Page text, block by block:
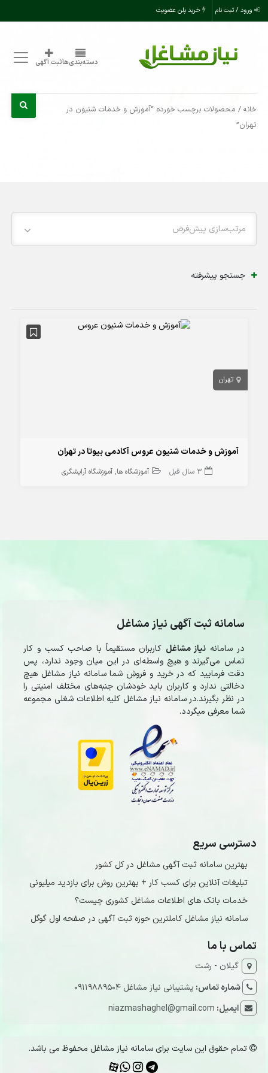
ورود / ثبت نام خرید پلن عضویت
دسته‌بندی‌هاثبت آگهی
خانه / محصولات برچسب خورده “آموزش و خدمات شنیون در
تهران”
مرتب‌سازی پیش‌فرض
جستجو پیشرفته
تهران
آموزش و خدمات شنیون عروس آکادمی بیوتا در تهران
3 سال قبل آموزشگاه ها آموزشگاه آرایشگری
سامانه ثبت آگهی نیاز مشاغل
در سامانه نیاز مشاغل کاربران مستقیماً با صاحب کسب و کار
تماس می‌گیرند و هیچ واسطه‌ای در این میان وجود ندارد، پس
دقت فرمایید که در خرید و فروشِ شما سامانه نیاز مشاغل هیچ
دخالتی ندارد و کاربران باید خودشان جنبه‌های مختلف امنیتی را
در نظر بگیرند.در سامانه نیاز مشاغل کلیه اطلاعات شغلی مجموعه
شما معرفی میگردد.
دسترسی سریع
بهترین سامانه ثبت آگهی مشاغل در کل کشور
تبلیغات آنلاین برای کسب کار + بهترین روش برای بازدید میلیونی
خدمات بانک های اطلاعات مشاغل کشوری چیست؟
سامانه نیاز مشاغل کاملترین حوزه ثبت آگهی در صفحه اول گوگل
تماس با ما
گیلان - رشت
شماره تماس: پشتیبانی نیاز مشاغل 09119889504
ایمیل: niazmashaghel@gmail.com
تمام حقوق این سایت برای سامانه نیاز مشاغل محفوظ می باشد.